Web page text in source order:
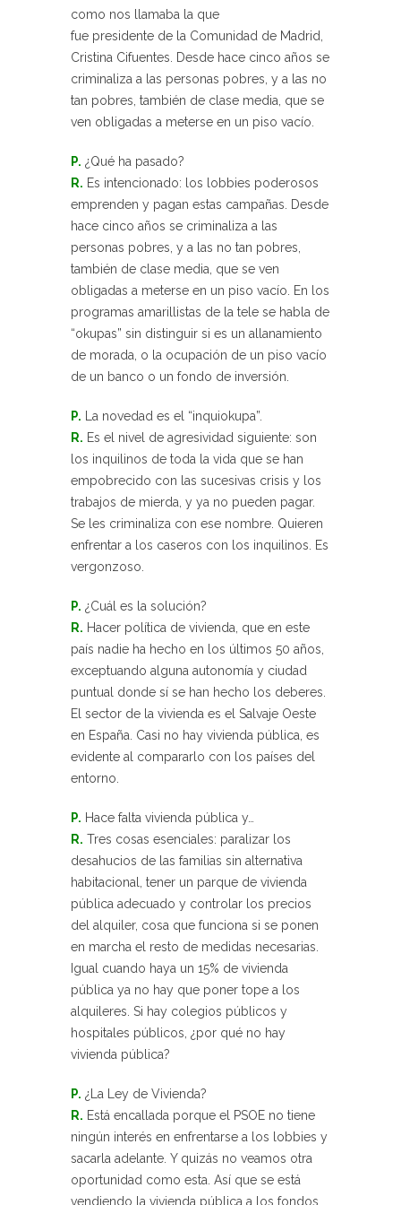
como nos llamaba la que
fue presidente de la Comunidad de Madrid,
Cristina Cifuentes. Desde hace cinco años se
criminaliza a las personas pobres, y a las no
tan pobres, también de clase media, que se
ven obligadas a meterse en un piso vacío.
P. ¿Qué ha pasado?
R. Es intencionado: los lobbies poderosos
emprenden y pagan estas campañas. Desde
hace cinco años se criminaliza a las
personas pobres, y a las no tan pobres,
también de clase media, que se ven
obligadas a meterse en un piso vacío. En los
programas amarillistas de la tele se habla de
“okupas” sin distinguir si es un allanamiento
de morada, o la ocupación de un piso vacío
de un banco o un fondo de inversión.
P. La novedad es el “inquiokupa”.
R. Es el nivel de agresividad siguiente: son
los inquilinos de toda la vida que se han
empobrecido con las sucesivas crisis y los
trabajos de mierda, y ya no pueden pagar.
Se les criminaliza con ese nombre. Quieren
enfrentar a los caseros con los inquilinos. Es
vergonzoso.
P. ¿Cuál es la solución?
R. Hacer política de vivienda, que en este
país nadie ha hecho en los últimos 50 años,
exceptuando alguna autonomía y ciudad
puntual donde sí se han hecho los deberes.
El sector de la vivienda es el Salvaje Oeste
en España. Casi no hay vivienda pública, es
evidente al compararlo con los países del
entorno.
P. Hace falta vivienda pública y…
R. Tres cosas esenciales: paralizar los
desahucios de las familias sin alternativa
habitacional, tener un parque de vivienda
pública adecuado y controlar los precios
del alquiler, cosa que funciona si se ponen
en marcha el resto de medidas necesarias.
Igual cuando haya un 15% de vivienda
pública ya no hay que poner tope a los
alquileres. Si hay colegios públicos y
hospitales públicos, ¿por qué no hay
vivienda pública?
P. ¿La Ley de Vivienda?
R. Está encallada porque el PSOE no tiene
ningún interés en enfrentarse a los lobbies y
sacarla adelante. Y quizás no veamos otra
oportunidad como esta. Así que se está
vendiendo la vivienda pública a los fondos